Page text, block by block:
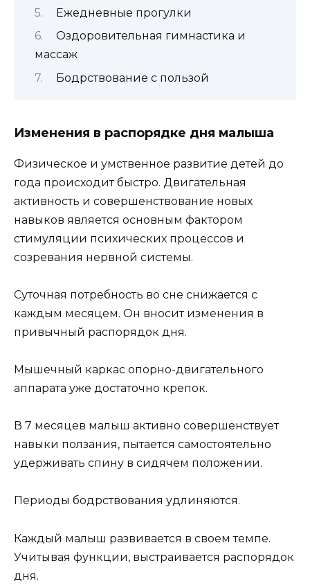
Ежедневные прогулки
Оздоровительная гимнастика и
массаж
Бодрствование с пользой
Изменения в распорядке дня малыша
Физическое и умственное развитие детей до
года происходит быстро. Двигательная
активность и совершенствование новых
навыков является основным фактором
стимуляции психических процессов и
созревания нервной системы.
Суточная потребность во сне снижается с
каждым месяцем. Он вносит изменения в
привычный распорядок дня.
Мышечный каркас опорно-двигательного
аппарата уже достаточно крепок.
В 7 месяцев малыш активно совершенствует
навыки ползания, пытается самостоятельно
удерживать спину в сидячем положении.
Периоды бодрствования удлиняются.
Каждый малыш развивается в своем темпе.
Учитывая функции, выстраивается распорядок
дня.